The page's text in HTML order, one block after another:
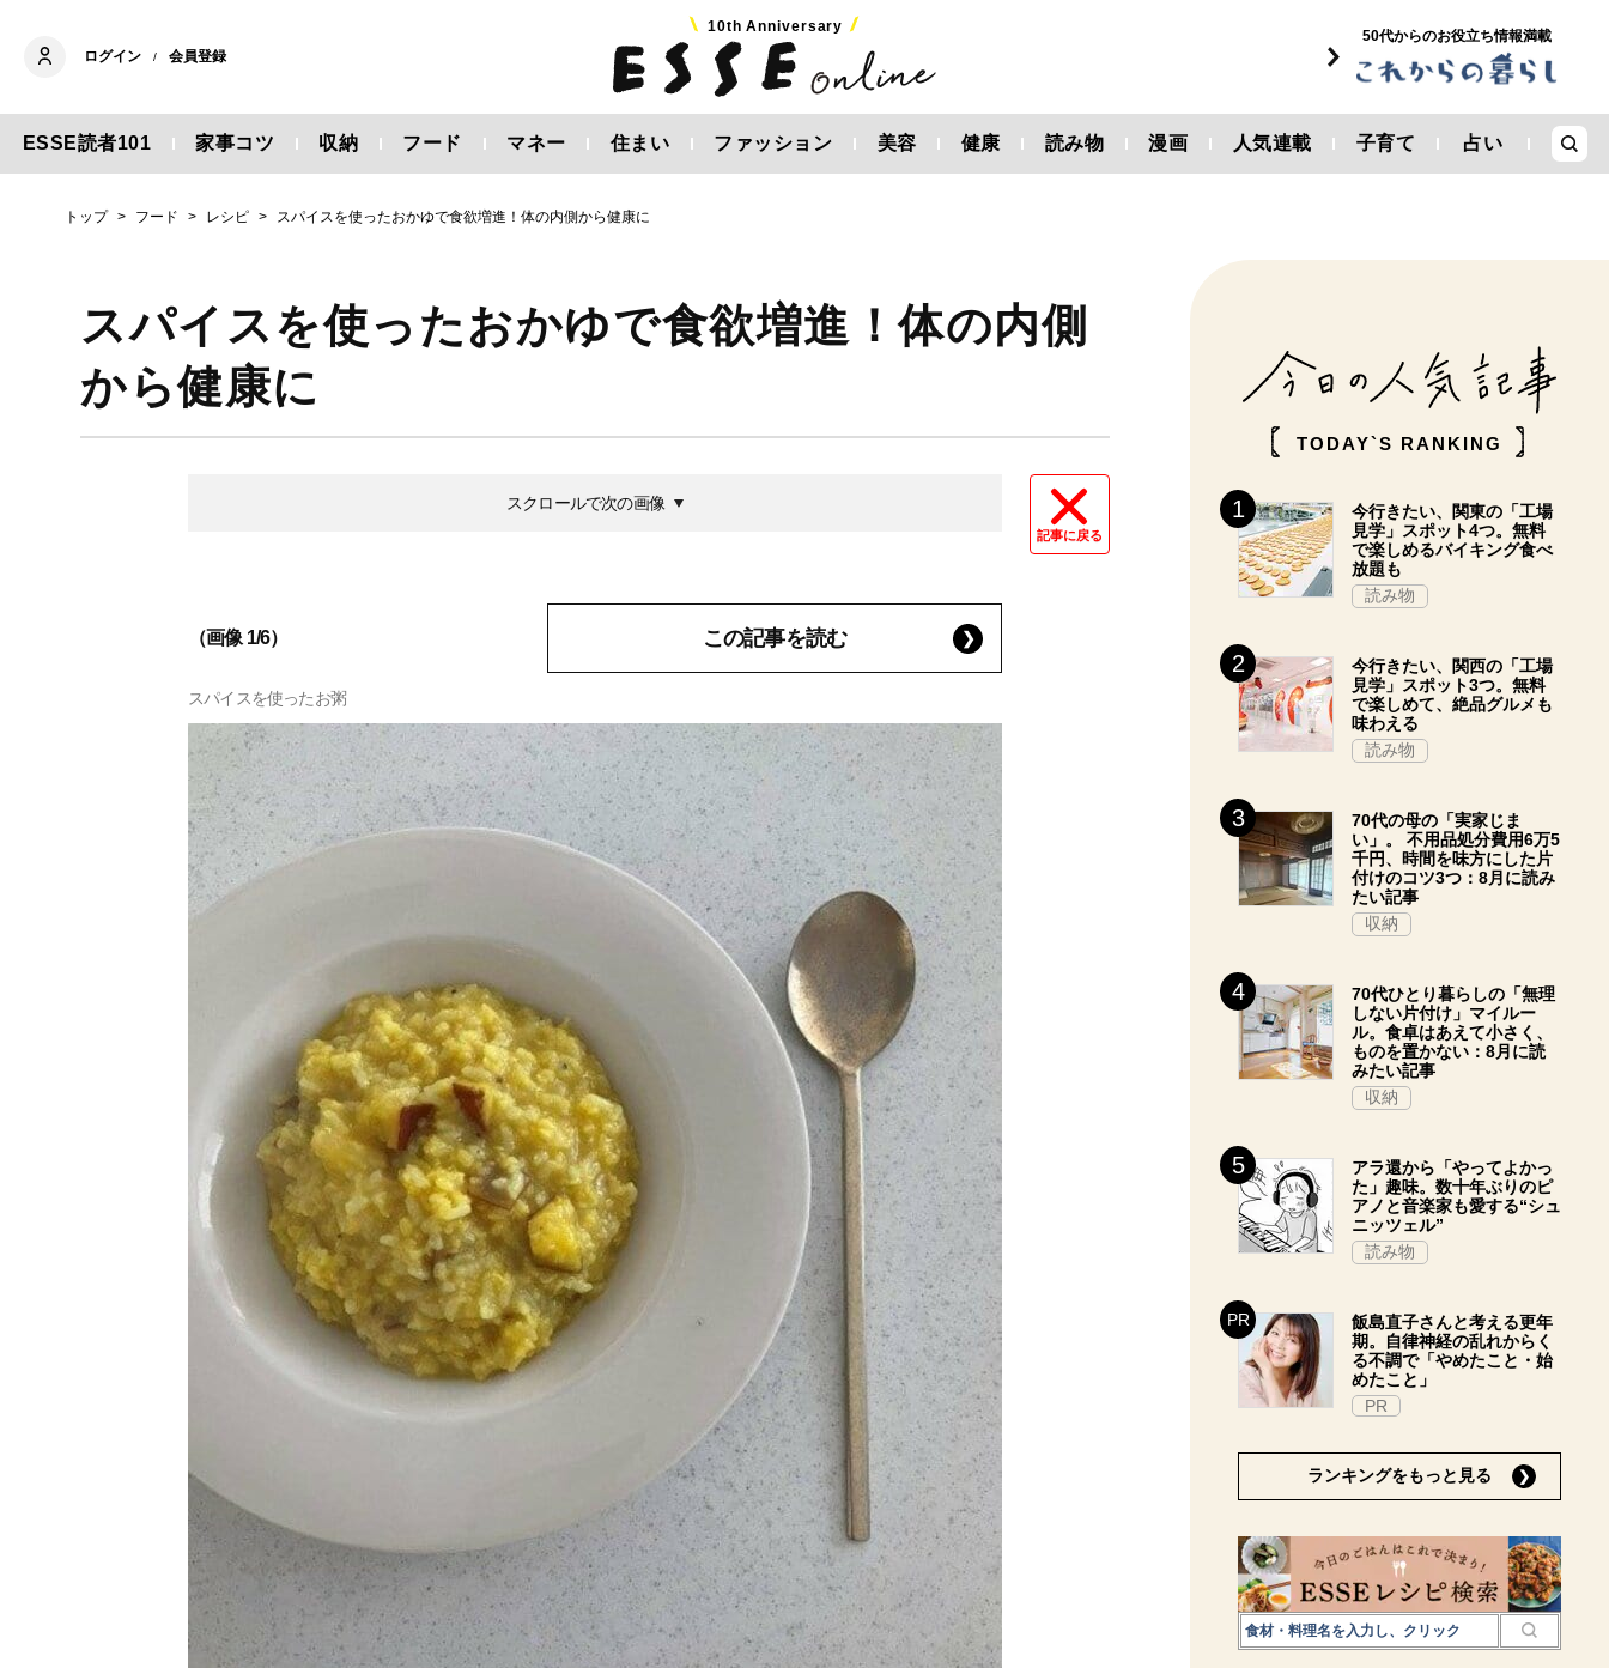
ログイン / 会員登録
10th Anniversary
50代からのお役立ち情報満載
ESSE読者101 家事コツ 収納 フード マネー 住まい ファッション 美容 健康 読み物 漫画 人気連載 子育て 占い
トップ フード レシピ スパイスを使ったおかゆで食欲増進！体の内側から健康に
スパイスを使ったおかゆで食欲増進！体の内側
から健康に
記事に戻る
スクロールで次の画像
（画像 1/6） この記事を読む
スパイスを使ったお粥
TODAY`S RANKING
今行きたい、関東の「工場
見学」スポット4つ。無料
で楽しめるバイキング食べ
放題も
読み物
今行きたい、関西の「工場
見学」スポット3つ。無料
で楽しめて、絶品グルメも
味わえる
読み物
70代の母の「実家じま
い」。 不用品処分費用6万5
千円、時間を味方にした片
付けのコツ3つ：8月に読み
たい記事
収納
70代ひとり暮らしの「無理
しない片付け」マイルー
ル。食卓はあえて小さく、
ものを置かない：8月に読
みたい記事
収納
アラ還から「やってよかっ
た」趣味。数十年ぶりのピ
アノと音楽家も愛する“シュ
ニッツェル”
読み物
飯島直子さんと考える更年
期。自律神経の乱れからく
る不調で「やめたこと・始
めたこと」
PR
ランキングをもっと見る